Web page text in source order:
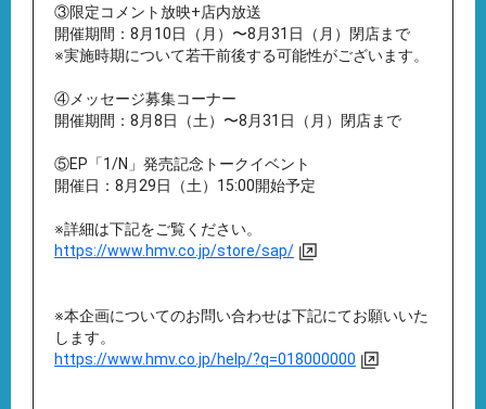
③限定コメント放映+店内放送
開催期間：8月10日（月）〜8月31日（月）閉店まで
※実施時期について若干前後する可能性がございます。
④メッセージ募集コーナー
開催期間：8月8日（土）〜8月31日（月）閉店まで
⑤EP「1/N」発売記念トークイベント
開催日：8月29日（土）15:00開始予定
※詳細は下記をご覧ください。
https://www.hmv.co.jp/store/sap/
※本企画についてのお問い合わせは下記にてお願いいた
します。
https://www.hmv.co.jp/help/?q=018000000